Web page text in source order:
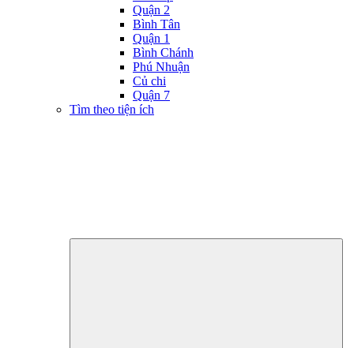
Quận 2
Bình Tân
Quận 1
Bình Chánh
Phú Nhuận
Củ chi
Quận 7
Tìm theo tiện ích